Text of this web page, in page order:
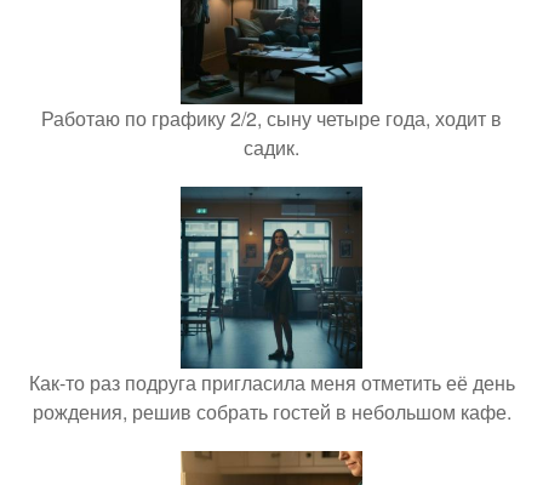
Работаю по графику 2/2, сыну четыре года, ходит в
садик.
Как-то раз подруга пригласила меня отметить её день
рождения, решив собрать гостей в небольшом кафе.